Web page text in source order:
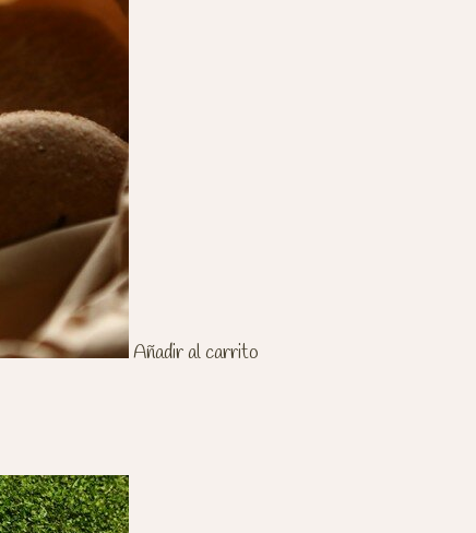
Añadir al carrito